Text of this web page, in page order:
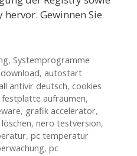
Gewinnen Sie
, Systemprogramme
, autostart
antivir deutsch, cookies
festplatte aufräumen,
, grafik accelerator,
, nero testversion,
, pc temperatur
, pc